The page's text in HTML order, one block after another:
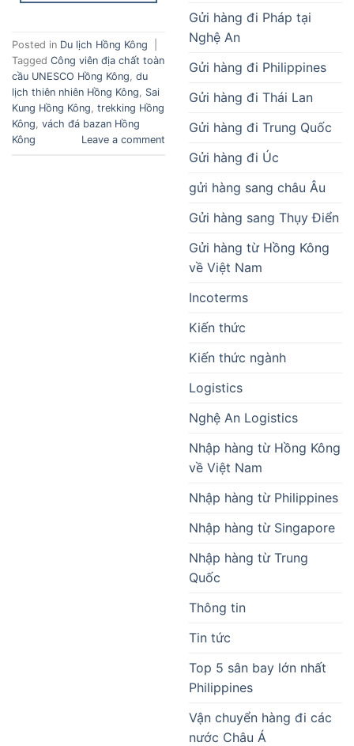
Posted in Du lịch Hồng Kông
Tagged Công viên địa chất toàn
cầu UNESCO Hồng Kông, du
lịch thiên nhiên Hồng Kông, Sai
Kung Hồng Kông, trekking Hồng
Kông, vách đá bazan Hồng
Kông
Leave a comment
Gửi hàng đi Pháp tại
Nghệ An
Gửi hàng đi Philippines
Gửi hàng đi Thái Lan
Gửi hàng đi Trung Quốc
Gửi hàng đi Úc
gửi hàng sang châu Âu
Gửi hàng sang Thụy Điển
Gửi hàng từ Hồng Kông
về Việt Nam
Incoterms
Kiến thức
Kiến thức ngành
Logistics
Nghệ An Logistics
Nhập hàng từ Hồng Kông
về Việt Nam
Nhập hàng từ Philippines
Nhập hàng từ Singapore
Nhập hàng từ Trung
Quốc
Thông tin
Tin tức
Top 5 sân bay lớn nhất
Philippines
Vận chuyển hàng đi các
nước Châu Á